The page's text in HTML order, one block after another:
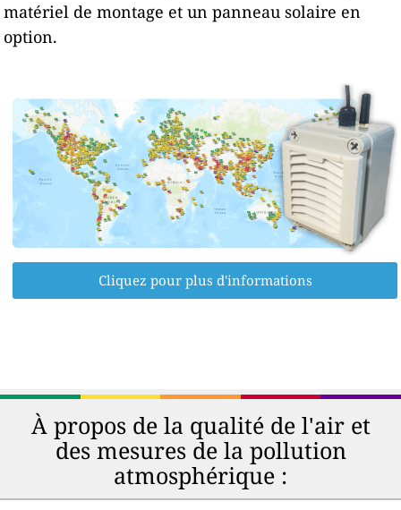
matériel de montage et un panneau solaire en
option.
Cliquez pour plus d'informations
À propos de la qualité de l'air et
des mesures de la pollution
atmosphérique :